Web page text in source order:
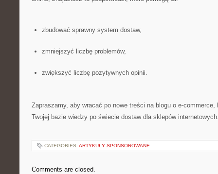
zbudować sprawny system dostaw,
zmniejszyć liczbę problemów,
zwiększyć liczbę pozytywnych opinii.
Zapraszamy, aby wracać po nowe treści na blogu o e-commerce,
Twojej bazie wiedzy po świecie dostaw dla sklepów
CATEGORIES: ARTYKUŁY SPONSOROWANE
Comments are closed.